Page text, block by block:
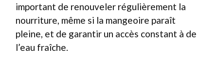
important de renouveler régulièrement la
nourriture, même si la mangeoire paraît
pleine, et de garantir un accès constant à de
l’eau fraîche.